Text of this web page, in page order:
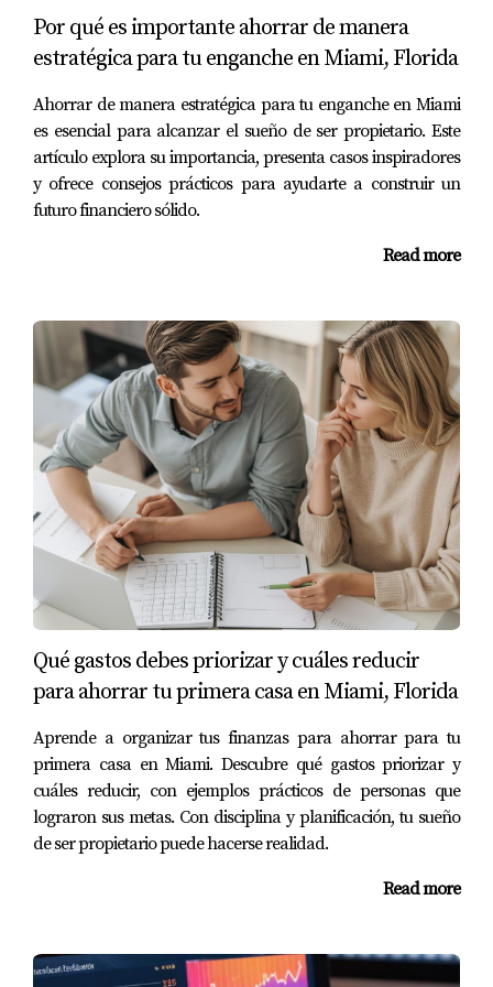
oportunidades laborales. Considera:
Udemy ofrecen cursos accesibles en diversas áreas.
Talleres locales: Muchas organizaciones en Miami
ofrecen talleres gratuitos o a bajo costo.
Certificaciones profesionales: Obtener una
certificación en tu campo puede aumentar
Casos de éxito
Para ilustrar cómo estas estrategias pueden marcar la
diferencia, aquí hay tres historias inspiradoras de
personas que lograron aumentar sus ingresos y ahorrar
para su enganche.
Caso 1: Ana y su negocio de repostería
Ana siempre tuvo una pasión por la repostería. Después
de perder su trabajo durante la pandemia, decidió
convertir su hobby en un negocio. Comenzó vendiendo
dedicación y marketing en redes sociales, logró construir
una clientela leal. En menos de dos años, Ana ahorró
suficiente dinero para dar el enganche de su primer
apartamento.
Caso 2: Luis y las inversiones inmobiliarias
Luis trabajaba como ingeniero, pero siempre había
soñado con invertir en bienes raíces. Después de asistir a
adquirir más propiedades y generar un ingreso pasivo
Por qué es importante ahorrar de manera
estratégica para tu enganche en Miami, Florida
Ahorrar de manera estratégica para tu enganche en Miami
es esencial para alcanzar el sueño de ser propietario. Este
artículo explora su importancia, presenta casos inspiradores
y ofrece consejos prácticos para ayudarte a construir un
futuro financiero sólido.
Read more
Qué gastos debes priorizar y cuáles reducir
para ahorrar tu primera casa en Miami, Florida
Aprende a organizar tus finanzas para ahorrar para tu
primera casa en Miami. Descubre qué gastos priorizar y
cuáles reducir, con ejemplos prácticos de personas que
lograron sus metas. Con disciplina y planificación, tu sueño
de ser propietario puede hacerse realidad.
Read more